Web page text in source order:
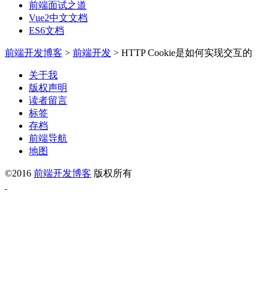
前端面试之道
Vue2中文文档
ES6文档
前端开发博客 > 前端开发 > HTTP Cookie是如何实现交互的
关于我
版权声明
读者留言
标签
存档
前端导航
地图
©2016 前端开发博客 版权所有